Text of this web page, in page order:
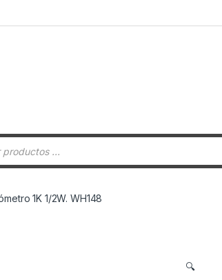
de productos
1K 1/2W. WH148
🔍